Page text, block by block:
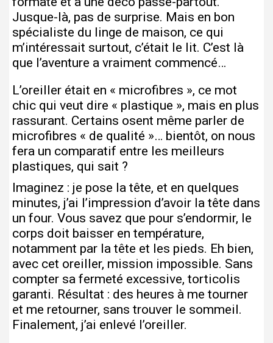
Jusque-là, pas de surprise. Mais en bon
spécialiste du linge de maison, ce qui
m’intéressait surtout, c’était le lit. C’est là
que l’aventure a vraiment commencé…
L’oreiller était en « microfibres », ce mot
chic qui veut dire « plastique », mais en plus
rassurant. Certains osent même parler de
microfibres « de qualité »… bientôt, on nous
fera un comparatif entre les meilleurs
plastiques, qui sait ?
Imaginez : je pose la tête, et en quelques
minutes, j’ai l’impression d’avoir la tête dans
un four. Vous savez que pour s’endormir, le
corps doit baisser en température,
notamment par la tête et les pieds. Eh bien,
avec cet oreiller, mission impossible. Sans
compter sa fermeté excessive, torticolis
garanti. Résultat : des heures à me tourner
et me retourner, sans trouver le sommeil.
Finalement, j’ai enlevé l’oreiller.